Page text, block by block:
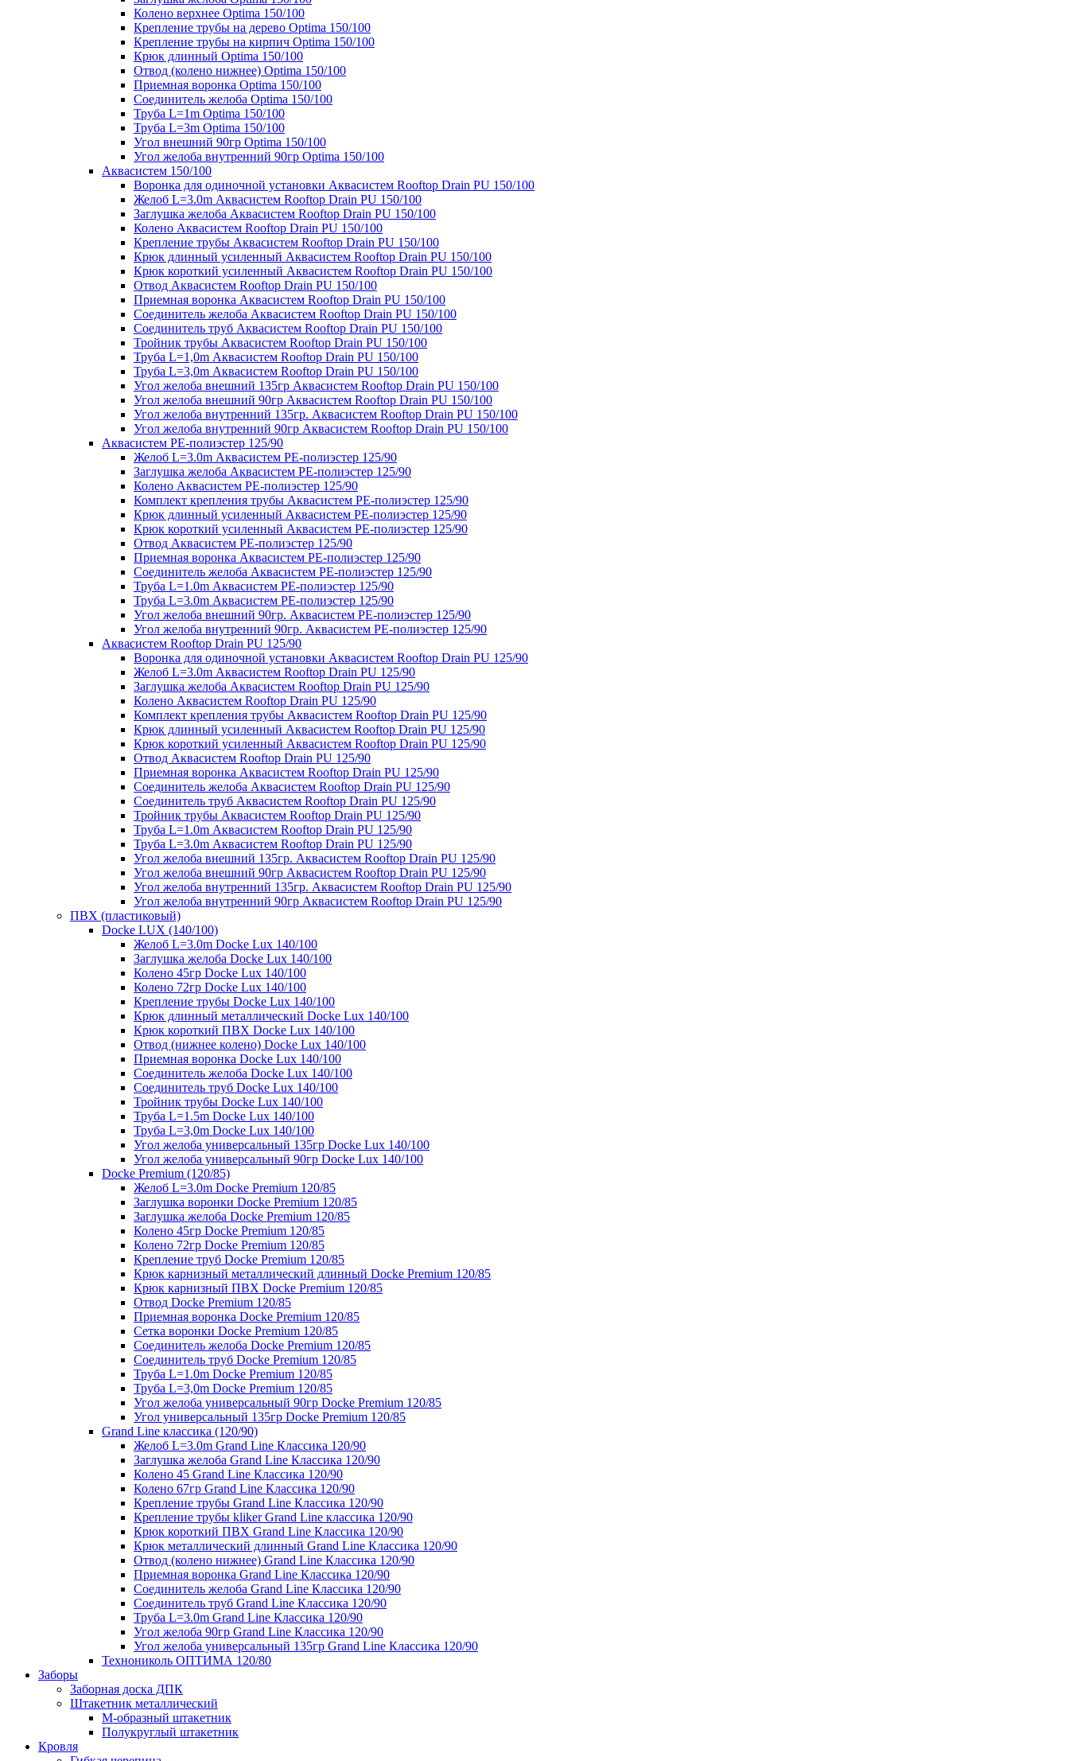
Колено верхнее Optima 150/100
Крепление трубы на дерево Optima 150/100
Крепление трубы на кирпич Optima 150/100
Крюк длинный Optima 150/100
Отвод (колено нижнее) Optima 150/100
Приемная воронка Optima 150/100
Соединитель желоба Optima 150/100
Труба L=1m Optima 150/100
Труба L=3m Optima 150/100
Угол внешний 90гр Optima 150/100
Угол желоба внутренний 90гр Optima 150/100
Аквасистем 150/100
Воронка для одиночной установки Аквасистем Rooftop Drain PU 150/100
Желоб L=3.0m Аквасистем Rooftop Drain PU 150/100
Заглушка желоба Аквасистем Rooftop Drain PU 150/100
Колено Аквасистем Rooftop Drain PU 150/100
Крепление трубы Аквасистем Rooftop Drain PU 150/100
Крюк длинный усиленный Аквасистем Rooftop Drain PU 150/100
Крюк короткий усиленный Аквасистем Rooftop Drain PU 150/100
Отвод Аквасистем Rooftop Drain PU 150/100
Приемная воронка Аквасистем Rooftop Drain PU 150/100
Соединитель желоба Аквасистем Rooftop Drain PU 150/100
Соединитель труб Аквасистем Rooftop Drain PU 150/100
Тройник трубы Аквасистем Rooftop Drain PU 150/100
Труба L=1,0m Аквасистем Rooftop Drain PU 150/100
Труба L=3,0m Аквасистем Rooftop Drain PU 150/100
Угол желоба внешний 135гр Аквасистем Rooftop Drain PU 150/100
Угол желоба внешний 90гр Аквасистем Rooftop Drain PU 150/100
Угол желоба внутренний 135гр. Аквасистем Rooftop Drain PU 150/100
Угол желоба внутренний 90гр Аквасистем Rooftop Drain PU 150/100
Аквасистем PE-полиэстер 125/90
Желоб L=3.0m Аквасистем PE-полиэстер 125/90
Заглушка желоба Аквасистем PE-полиэстер 125/90
Колено Аквасистем PE-полиэстер 125/90
Комплект крепления трубы Аквасистем PE-полиэстер 125/90
Крюк длинный усиленный Аквасистем PE-полиэстер 125/90
Крюк короткий усиленный Аквасистем PE-полиэстер 125/90
Отвод Аквасистем РЕ-полиэстер 125/90
Приемная воронка Аквасистем PE-полиэстер 125/90
Соединитель желоба Аквасистем PE-полиэстер 125/90
Труба L=1.0m Аквасистем PE-полиэстер 125/90
Труба L=3.0m Аквасистем PE-полиэстер 125/90
Угол желоба внешний 90гр. Аквасистем PE-полиэстер 125/90
Угол желоба внутренний 90гр. Аквасистем PE-полиэстер 125/90
Аквасистем Rooftop Drain PU 125/90
Воронка для одиночной установки Аквасистем Rooftop Drain PU 125/90
Желоб L=3.0m Аквасистем Rooftop Drain PU 125/90
Заглушка желоба Аквасистем Rooftop Drain PU 125/90
Колено Аквасистем Rooftop Drain PU 125/90
Комплект крепления трубы Аквасистем Rooftop Drain PU 125/90
Крюк длинный усиленный Аквасистем Rooftop Drain PU 125/90
Крюк короткий усиленный Аквасистем Rooftop Drain PU 125/90
Отвод Аквасистем Rooftop Drain PU 125/90
Приемная воронка Аквасистем Rooftop Drain PU 125/90
Соединитель желоба Аквасистем Rooftop Drain PU 125/90
Соединитель труб Аквасистем Rooftop Drain PU 125/90
Тройник трубы Аквасистем Rooftop Drain PU 125/90
Труба L=1.0m Аквасистем Rooftop Drain PU 125/90
Труба L=3.0m Аквасистем Rooftop Drain PU 125/90
Угол желоба внешний 135гр. Аквасистем Rooftop Drain PU 125/90
Угол желоба внешний 90гр Аквасистем Rooftop Drain PU 125/90
Угол желоба внутренний 135гр. Аквасистем Rooftop Drain PU 125/90
Угол желоба внутренний 90гр Аквасистем Rooftop Drain PU 125/90
ПВХ (пластиковый)
Docke LUX (140/100)
Желоб L=3.0m Docke Lux 140/100
Заглушка желоба Docke Lux 140/100
Колено 45гр Docke Lux 140/100
Колено 72гр Docke Lux 140/100
Крепление трубы Docke Lux 140/100
Крюк длинный металлический Docke Lux 140/100
Крюк короткий ПВХ Docke Lux 140/100
Отвод (нижнее колено) Docke Lux 140/100
Приемная воронка Docke Lux 140/100
Соединитель желоба Docke Lux 140/100
Соединитель труб Docke Lux 140/100
Тройник трубы Docke Lux 140/100
Труба L=1.5m Docke Lux 140/100
Труба L=3,0m Docke Lux 140/100
Угол желоба универсальный 135гр Docke Lux 140/100
Угол желоба универсальный 90гр Docke Lux 140/100
Docke Premium (120/85)
Желоб L=3.0m Docke Premium 120/85
Заглушка воронки Docke Premium 120/85
Заглушка желоба Docke Premium 120/85
Колено 45гр Docke Premium 120/85
Колено 72гр Docke Premium 120/85
Крепление труб Docke Premium 120/85
Крюк карнизный металлический длинный Docke Premium 120/85
Крюк карнизный ПВХ Docke Premium 120/85
Отвод Docke Premium 120/85
Приемная воронка Docke Premium 120/85
Сетка воронки Docke Premium 120/85
Соединитель желоба Docke Premium 120/85
Соединитель труб Docke Premium 120/85
Труба L=1.0m Docke Premium 120/85
Труба L=3,0m Docke Premium 120/85
Угол желоба универсальный 90гр Docke Premium 120/85
Угол универсальный 135гр Docke Premium 120/85
Grand Line классика (120/90)
Желоб L=3.0m Grand Line Классика 120/90
Заглушка желоба Grand Line Классика 120/90
Колено 45 Grand Line Классика 120/90
Колено 67гр Grand Line Классика 120/90
Крепление трубы Grand Line Классика 120/90
Крепление трубы kliker Grand Line классика 120/90
Крюк короткий ПВХ Grand Line Классика 120/90
Крюк металлический длинный Grand Line Классика 120/90
Отвод (колено нижнее) Grand Line Классика 120/90
Приемная воронка Grand Line Классика 120/90
Соединитель желоба Grand Line Классика 120/90
Соединитель труб Grand Line Классика 120/90
Труба L=3.0m Grand Line Классика 120/90
Угол желоба 90гр Grand Line Классика 120/90
Угол желоба универсальный 135гр Grand Line Классика 120/90
Технониколь ОПТИМА 120/80
Заборы
Заборная доска ДПК
Штакетник металлический
М-образный штакетник
Полукруглый штакетник
Кровля